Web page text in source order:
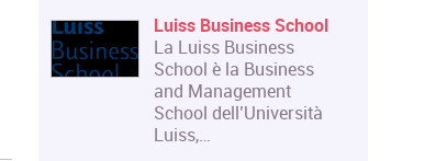
Luiss Business School
La Luiss Business
School è la Business
and Management
School dell’Università
Luiss,…